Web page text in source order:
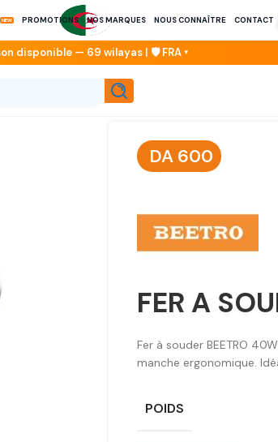
PROMOTIONS NOS MARQUES NOUS CONNAÎTRE CONTACT
DA 600
FER A
Fer à souder BEETRO
manche ergonomique.
POIDS